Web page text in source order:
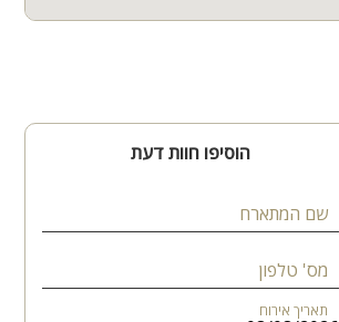
הוסיפו חוות דעת
שם המתארח
מס' טלפון
תאריך אירוח